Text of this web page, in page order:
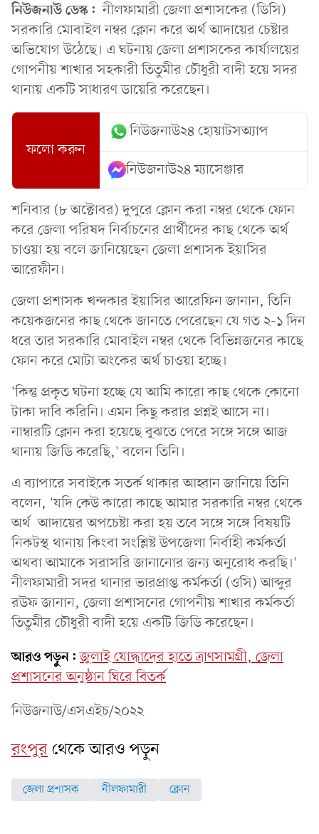
নিউজনাউ ডেস্ক: নীলফামারী জেলা প্রশাসকের (ডিসি)
সরকারি মোবাইল নম্বর ক্লোন করে অর্থ আদায়ের চেষ্টার
অভিযোগ উঠেছে। এ ঘটনায় জেলা প্রশাসকের কার্যালয়ের
গোপনীয় শাখার সহকারী তিতুমীর চৌধুরী বাদী হয়ে সদর
থানায় একটি সাধারণ ডায়েরি করেছেন।
ফলো করুন
নিউজনাউ২৪ হোয়াটসঅ্যাপ
নিউজনাউ২৪ ম্যাসেঞ্জার
শনিবার (৮ অক্টোবর) দুপুরে ক্লোন করা নম্বর থেকে ফোন
করে জেলা পরিষদ নির্বাচনের প্রার্থীদের কাছ থেকে অর্থ
চাওয়া হয় বলে জানিয়েছেন জেলা প্রশাসক ইয়াসির
আরেফীন।
জেলা প্রশাসক খন্দকার ইয়াসির আরেফিন জানান, তিনি
কয়েকজনের কাছ থেকে জানতে পেরেছেন যে গত ২-১ দিন
ধরে তার সরকারি মোবাইল নম্বর থেকে বিভিন্নজনের কাছে
ফোন করে মোটা অংকের অর্থ চাওয়া হচ্ছে।
'কিন্তু প্রকৃত ঘটনা হচ্ছে যে আমি কারো কাছ থেকে কোনো
টাকা দাবি করিনি। এমন কিছু করার প্রশ্নই আসে না।
নাম্বারটি ক্লোন করা হয়েছে বুঝতে পেরে সঙ্গে সঙ্গে আজ
থানায় জিডি করেছি,' বলেন তিনি।
এ ব্যাপারে সবাইকে সতর্ক থাকার আহ্বান জানিয়ে তিনি
বলেন, 'যদি কেউ কারো কাছে আমার সরকারি নম্বর থেকে
অর্থ আদায়ের অপচেষ্টা করা হয় তবে সঙ্গে সঙ্গে বিষয়টি
নিকটস্থ থানায় কিংবা সংশ্লিষ্ট উপজেলা নির্বাহী কর্মকর্তা
অথবা আমাকে সরাসরি জানানোর জন্য অনুরোধ করছি।'
নীলফামারী সদর থানার ভারপ্রাপ্ত কর্মকর্তা (ওসি) আব্দুর
রউফ জানান, জেলা প্রশাসনের গোপনীয় শাখার কর্মকর্তা
তিতুমীর চৌধুরী বাদী হয়ে একটি জিডি করেছেন।
আরও পড়ুন: জুলাই যোদ্ধাদের হাতে ত্রাণসামগ্রী, জেলা
প্রশাসনের অনুষ্ঠান ঘিরে বিতর্ক
নিউজনাউ/এসএইচ/২০২২
রংপুরথেকে আরও পড়ুন
জেলা প্রশাসক নীলফামারী ক্লোন